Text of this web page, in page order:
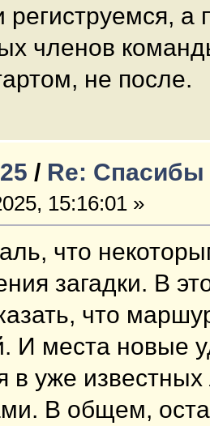
а
членов
не после.
/ Re: Спасибы
15:16:01 »
что
загадки. В
что
И места новые
в уже
В общем,